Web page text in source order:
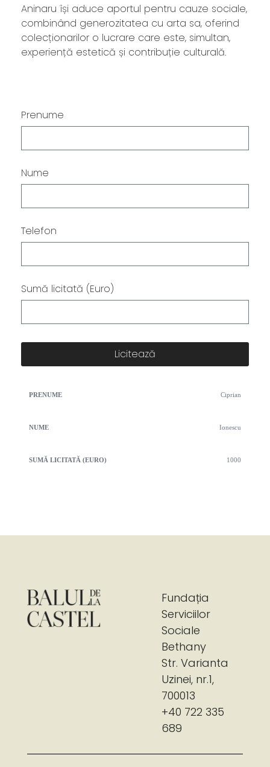
Aninaru își aduce aportul pentru cauze sociale,
combinând generozitatea cu arta sa, oferind
colecționarilor o lucrare care este, simultan,
experiență estetică și contribuție culturală.
Prenume
Nume
Telefon
Sumă licitată (Euro)
Licitează
Ciprian
Ionescu
1000
Fundația
Serviciilor
Sociale
Bethany
Str. Varianta
Uzinei, nr.1,
700013
+40 722 335
689